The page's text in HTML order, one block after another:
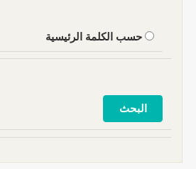
حسب الكلمة الرئيسية